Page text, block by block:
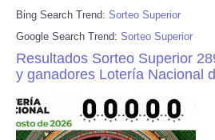
Bing Search Trend: Sorteo Superior
Google Search Trend: Sorteo Superior
Resultados Sorteo Superior
y ganadores Lotería Nacional